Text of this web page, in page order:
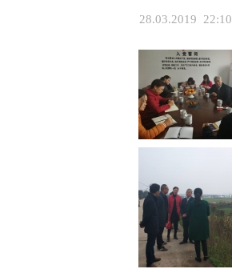
28.03.2019 22:10